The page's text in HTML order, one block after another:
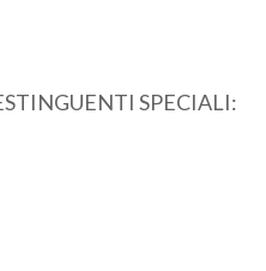
SPECIALI: